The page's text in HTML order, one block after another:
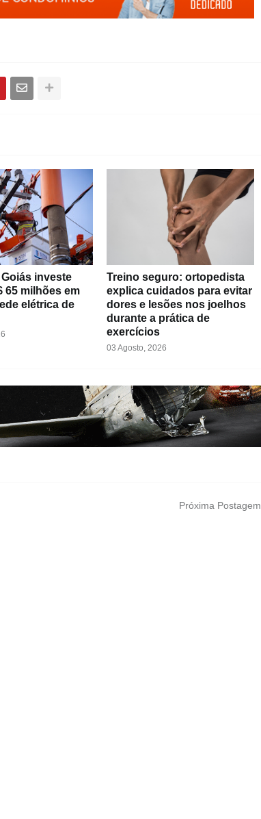
investe
65 milhões em
elétrica de
Treino seguro: ortopedista
explica cuidados para evitar
dores e lesões nos joelhos
durante a prática de
exercícios
03 Agosto, 2026
Próxima Postagem